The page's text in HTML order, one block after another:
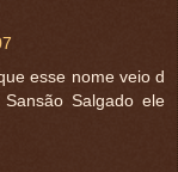
esse nome veio d
Salgado ele